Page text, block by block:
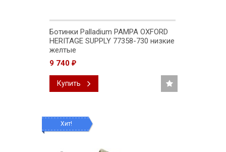
Ботинки Palladium PAMPA OXFORD
HERITAGE SUPPLY 77358-730 низкие
желтые
9 740 ₽
Купить
Хит!